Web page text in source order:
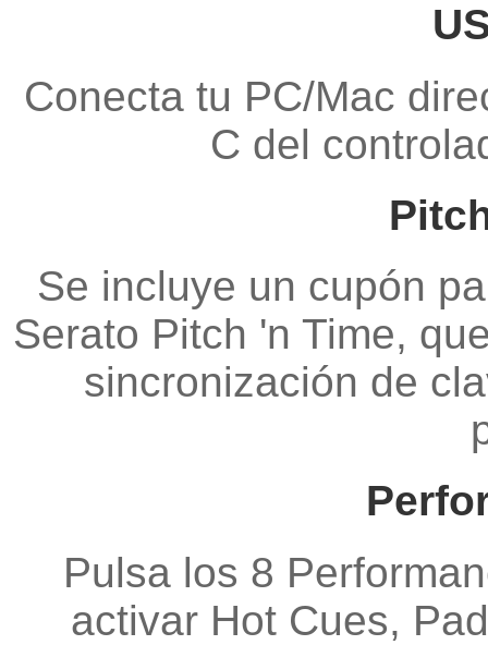
Conecta tu PC/Mac
C del
Se incluye un cupón
Serato Pitch 'n Time,
sincronización de
Pulsa los 8
activar Hot Cues,